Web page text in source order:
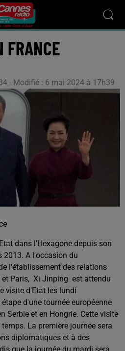
- Modifié : 6 mai 2024 à 17h39
dans l'Hexagone depuis son
2013. A l'occasion du
l'établissement des relations
Paris, Xi Jinping est attendu
visite d'Etat les lundi
d'une tournée européenne
Serbie et en Hongrie. Cette visite
La première journée sera
diplomatiques et à des